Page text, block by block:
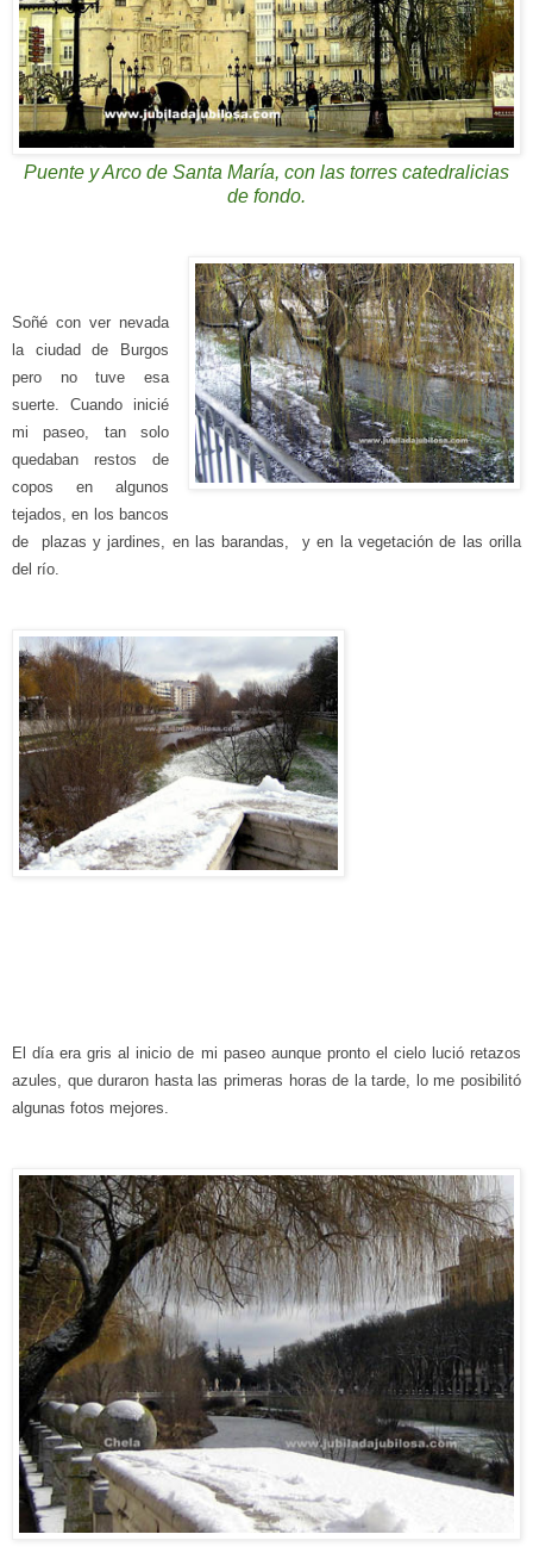
Puente y Arco de Santa María, con las torres catedralicias
de fondo.
Soñé con ver nevada
la ciudad de Burgos
pero notuve esa
suerte.Cuando inicié
mi paseo, tan solo
quedaban restos de
copos en algunos
tejados, en los bancos
de plazas y jardines, en las barandas, y en la vegetación de las orilla
del río.
El día era gris al inicio de mi paseo aunque pronto el cielo lució retazos
azules, queduraron hasta las primeras horas de la tarde, lo me posibilitó
algunas fotos mejores.